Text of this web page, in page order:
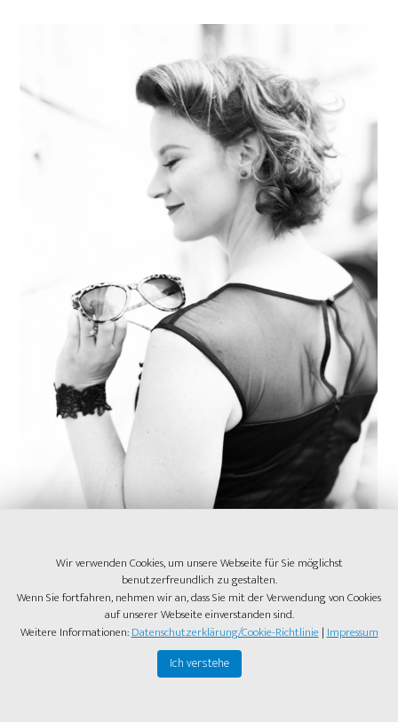
Photo by Theras Pewal.
Wie entwickle ich die Weisheit zur
Wir verwenden Cookies, um unsere Webseite für Sie möglichst
benutzerfreundlich zu gestalten.
Wenn Sie fortfahren, nehmen wir an, dass Sie mit der Verwendung von Cookies
auf unserer Webseite einverstanden sind.
Weitere Informationen:Datenschutzerklärung/Cookie-Richtlinie|Impressum
Ich verstehe